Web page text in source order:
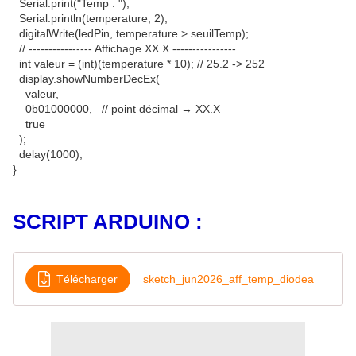
Serial.print("Temp : ");
Serial.println(temperature, 2);
digitalWrite(ledPin, temperature > seuilTemp);
// ---------------- Affichage XX.X ----------------
int valeur = (int)(temperature * 10); // 25.2 -> 252
display.showNumberDecEx(
valeur,
0b01000000, // point décimal → XX.X
true
);
delay(1000);
}
SCRIPT ARDUINO :
Télécharger sketch_jun2026_aff_temp_diodea